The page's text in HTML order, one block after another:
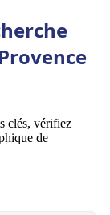
clés, vérifiez
de